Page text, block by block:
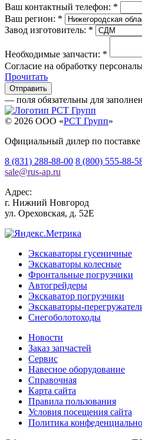
Ваш контактный телефон: *
Ваш регион: *
Завод изготовитель: *
Необходимые запчасти: *
Согласие на обработку
Прочитать
— поля обязательны для
© 2026 OOO «РСТ Групп»
Официальный дилер по поставке
8 (831) 288-88-00 8 (800) 555-88-
sale@rus-ap.ru
Адрес:
г. Нижний Новгород
ул. Ореховская, д. 52Е
Экскаваторы гусеничные
Экскаваторы колесные
Фронтальные погрузчики
Автогрейдеры
Экскаватор погрузчики
Экскаваторы-
Снегоболотоходы
Новости
Заказ запчастей
Сервис
Навесное оборудование
Справочная
Карта сайта
Правила пользования
Условия посещения сайта
Политика